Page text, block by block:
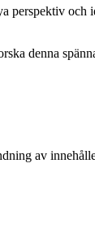
perspektiv och
denna
av